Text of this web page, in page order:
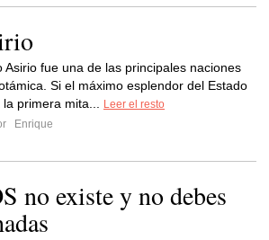
Asirio fue una de las principales naciones
Si el máximo esplendor del Estado
primera mita...
Leer el resto
Enrique
no existe y no debes